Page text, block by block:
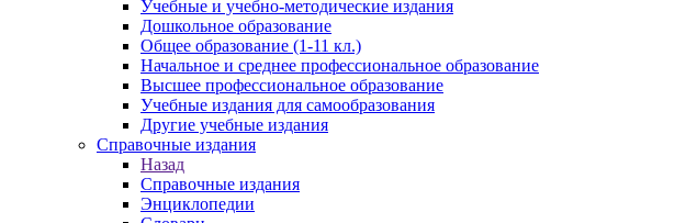
Учебные и учебно-методические издания
Дошкольное образование
Общее образование (1-11 кл.)
Начальное и среднее профессиональное образование
Высшее профессиональное образование
Учебные издания для самообразования
Другие учебные издания
Справочные издания
Назад
Справочные издания
Энциклопедии